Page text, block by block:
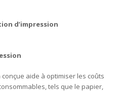
d’impression
aide à optimiser les coûts
tels que le papier,